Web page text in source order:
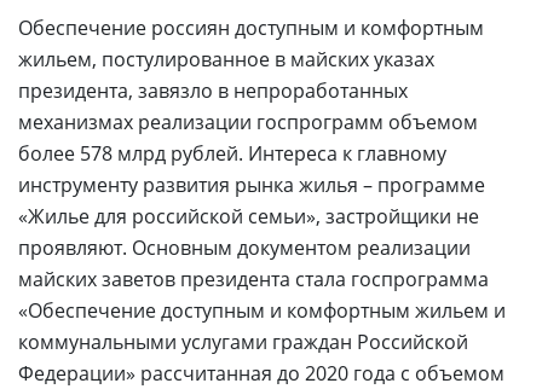
Обеспечение россиян доступным и комфортным
жильем, постулированное в майских указах
президента, завязло в непроработанных
механизмах реализации госпрограмм объемом
более 578 млрд рублей. Интереса к главному
инструменту развития рынка жилья – программе
«Жилье для российской семьи», застройщики не
проявляют. Основным документом реализации
майских заветов президента стала госпрограмма
«Обеспечение доступным и комфортным жильем и
коммунальными услугами граждан Российской
Федерации» рассчитанная до 2020 года с объемом